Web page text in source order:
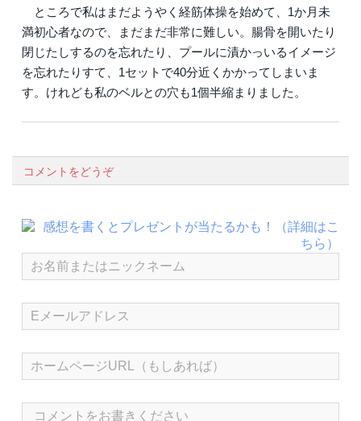
ところで私はまだようやく経筋体操を始めて、1か月未
満初心者なので、まだまだ非常に難しい。腸骨を開いたり
閉じたしするのを忘れたり、プールに漬かっいるイメージ
を忘れたりすて、1セットで40分近くかかってしまいま
す。けれども私のベルとの穴も1個半縮まりました。
コメントをどうぞ